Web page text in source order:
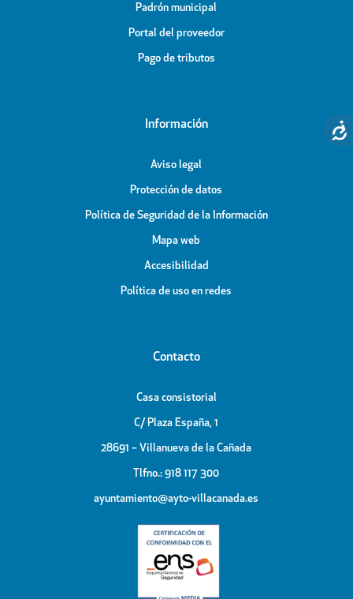
Padrón municipal
Portal del proveedor
Pago de tributos
Información
Aviso legal
Protección de datos
Política de Seguridad de la Información
Mapa web
Accesibilidad
Política de uso en redes
Contacto
Casa consistorial
C/ Plaza España, 1
28691 – Villanueva de la Cañada
Tlfno.: 918 117 300
ayuntamiento@ayto-villacanada.es